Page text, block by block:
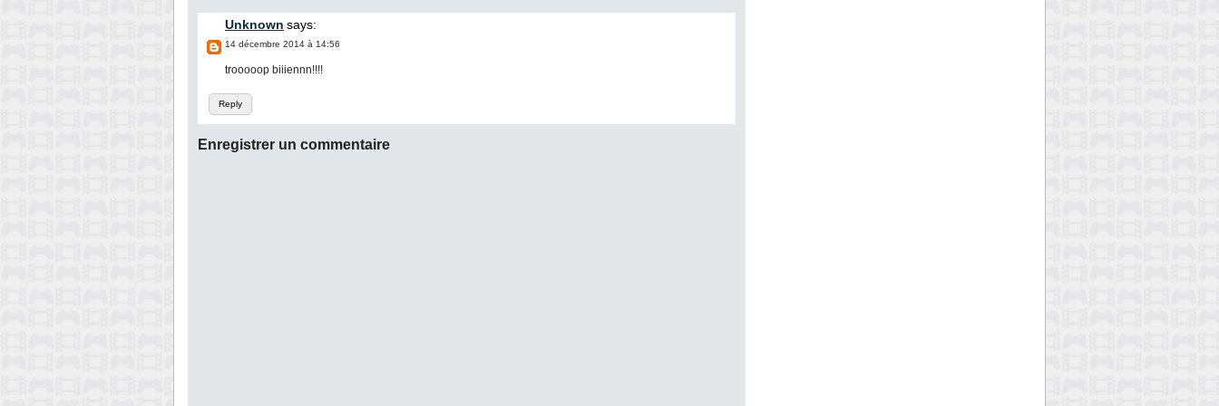
Unknown says:
14 décembre 2014 à 14:56
Reply
trooooop biiiennn!!!!
Enregistrer un commentaire